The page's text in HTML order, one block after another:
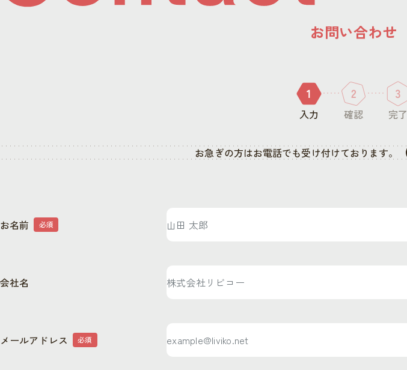
お問い合わせ
入力 確認 完了
お急ぎの方はお電話でも受け付けております。
お名前 必須
会社名
メールアドレス 必須